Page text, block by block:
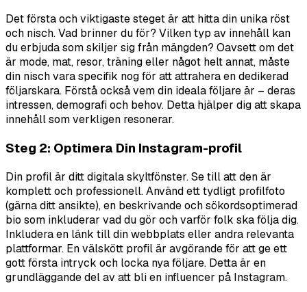
Det första och viktigaste steget är att hitta din unika röst
och nisch. Vad brinner du för? Vilken typ av innehåll kan
du erbjuda som skiljer sig från mängden? Oavsett om det
är mode, mat, resor, träning eller något helt annat, måste
din nisch vara specifik nog för att attrahera en dedikerad
följarskara. Förstå också vem din ideala följare är – deras
intressen, demografi och behov. Detta hjälper dig att skapa
innehåll som verkligen resonerar.
Steg 2: Optimera Din Instagram-profil
Din profil är ditt digitala skyltfönster. Se till att den är
komplett och professionell. Använd ett tydligt profilfoto
(gärna ditt ansikte), en beskrivande och sökordsoptimerad
bio som inkluderar vad du gör och varför folk ska följa dig.
Inkludera en länk till din webbplats eller andra relevanta
plattformar. En välskött profil är avgörande för att ge ett
gott första intryck och locka nya följare. Detta är en
grundläggande del av att bli en influencer på Instagram.